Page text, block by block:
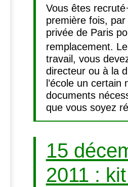
Vous êtes recruté·
première fois,
privée de Paris
remplacement.
travail, vous
directeur ou à la
l’école un certain
documents
que vous soyez
15
2011 :